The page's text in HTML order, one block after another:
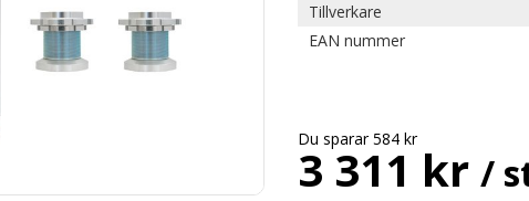
Tillverkare
EAN nummer
3 311 kr /
Du sparar 584 kr